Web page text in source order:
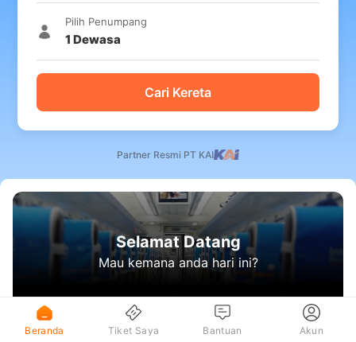
Pilih Penumpang
1 Dewasa
Cari Kereta
Partner Resmi PT KAI
Selamat Datang
Mau kemana anda hari ini?
Beranda Tiket Saya Bantuan Akun